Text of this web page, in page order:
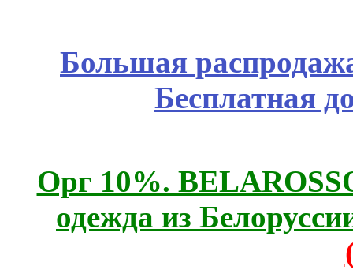
Большая
Бесплатная
Орг 10%.
одежда из